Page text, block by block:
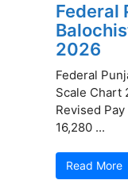
Federal
2026
Federal
Scale Chart
Revised
16,280 ...
Read More